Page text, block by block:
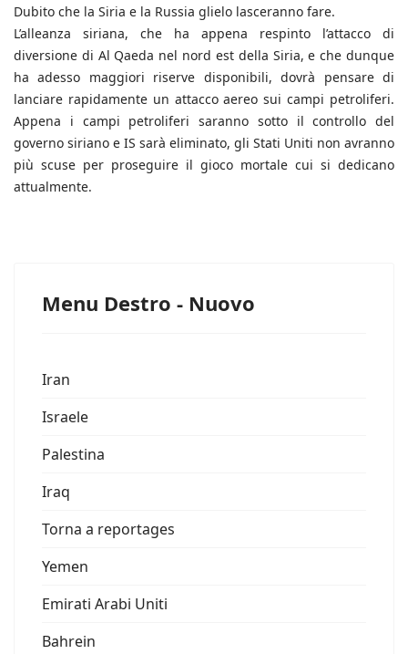
Dubito che la Siria e la Russia glielo lasceranno fare.
L’alleanza siriana, che ha appena respinto l’attacco di
diversione di Al Qaeda nel nord est della Siria, e che dunque
ha adesso maggiori riserve disponibili, dovrà pensare di
lanciare rapidamente un attacco aereo sui campi petroliferi.
Appena i campi petroliferi saranno sotto il controllo del
governo siriano e IS sarà eliminato, gli Stati Uniti non avranno
più scuse per proseguire il gioco mortale cui si dedicano
attualmente.
Menu Destro - Nuovo
Iran
Israele
Palestina
Iraq
Torna a reportages
Yemen
Emirati Arabi Uniti
Bahrein